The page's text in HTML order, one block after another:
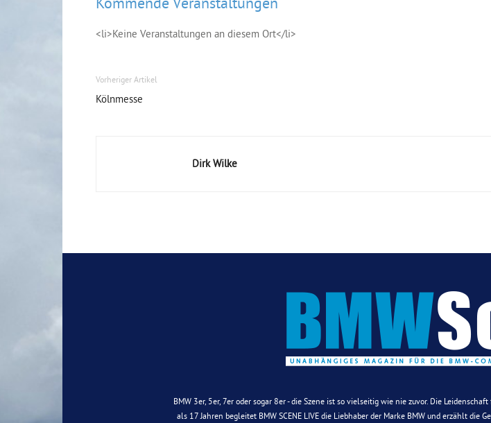
<li>Keine Veranstaltungen an diesem Ort</li>
Vorheriger Artikel
Kölnmesse
Dirk Wilke
BMW 3er, 5er, 7er oder sogar 8er - die Szene ist so vielseitig wie nie zuvor. Die
als 17 Jahren begleitet BMW SCENE LIVE die Liebhaber der Marke BMW und erzählt